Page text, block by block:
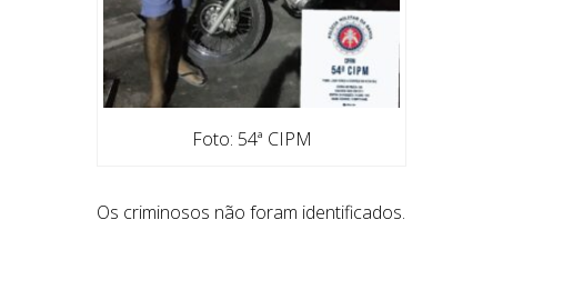
Foto: 54ª CIPM
Os criminosos não foram identificados.